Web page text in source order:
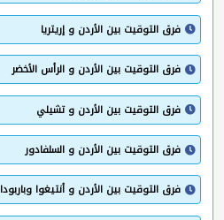
فرق التوقيت بين الأردن و إريتريا
فرق التوقيت بين الأردن و الرأس الأخضر
فرق التوقيت بين الأردن و تشيلي
فرق التوقيت بين الأردن و السلفادور
فرق التوقيت بين الأردن و أنتيغوا وباربودا